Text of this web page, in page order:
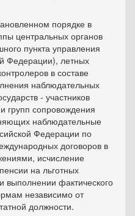
порядке в
центральных органов
пункта управления
Федерации), летных
в составе
наблюдательных
- участников
групп сопровождения
наблюдательные
Федерации по
договоров в
исчисление
на льготных
выполнении фактического
независимо от
должности.